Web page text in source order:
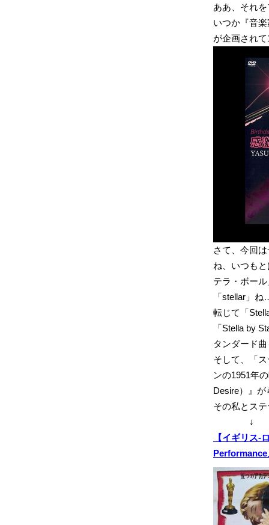
ああ、それ
いつか『音
が企画され
さて、今回
ね、いつも
テラ・ボー
「stellar」
転じて「
「Stella by
タンダード
そして、「
ンの1951年
Desire）』が
その私とス
↓
【イギリス-
Performance